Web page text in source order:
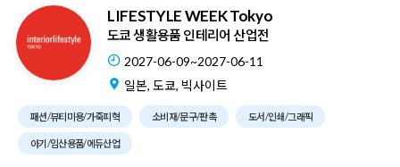
LIFESTYLE WEEK Tokyo
도쿄 생활용품 인테리어 산업전
2027-06-09~2027-06-11
일본, 도쿄, 빅사이트
패션/뷰티미용/가죽피혁 소비재/문구/판촉 도서/인쇄/그래픽
아기/임산용품/에듀산업